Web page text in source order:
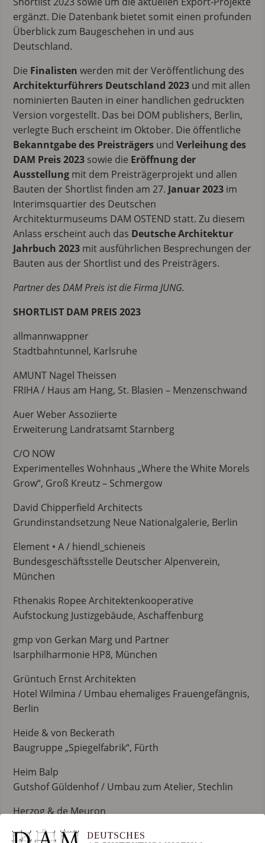
ergänzt. Die Datenbank bietet somit einen profunden
Überblick zum Baugeschehen in und aus
Deutschland.
Die Finalisten werden mit der Veröffentlichung des
Architekturführers Deutschland 2023 und mit allen
nominierten Bauten in einer handlichen gedruckten
Version vorgestellt. Das bei DOM publishers, Berlin,
verlegte Buch erscheint im Oktober. Die öffentliche
Bekanntgabe des Preisträgers undVerleihung des
DAM Preis 2023 sowie die Eröffnung der
Ausstellung mit dem Preisträgerprojekt und allen
Bauten der Shortlist finden am 27. Januar 2023 im
Interimsquartier des Deutschen
Architekturmuseums DAM OSTEND statt. Zu diesem
Anlass erscheint auch das Deutsche Architektur
Jahrbuch 2023 mit ausführlichen Besprechungen der
Bauten aus der Shortlist und des Preisträgers.
Partner des DAM Preis ist die Firma JUNG.
SHORTLIST DAM PREIS 2023
allmannwappner
Stadtbahntunnel, Karlsruhe
AMUNT Nagel Theissen
FRIHA / Haus am Hang, St. Blasien – Menzenschwand
Auer Weber Assoziierte
Erweiterung Landratsamt Starnberg
C/O NOW
Experimentelles Wohnhaus „Where the White Morels
Grow“, Groß Kreutz – Schmergow
David Chipperfield Architects
Grundinstandsetzung Neue Nationalgalerie, Berlin
Element • A / hiendl_schieneis
Bundesgeschäftsstelle Deutscher Alpenverein,
München
Fthenakis Ropee Architektenkooperative
Aufstockung Justizgebäude, Aschaffenburg
gmp von Gerkan Marg und Partner
Isarphilharmonie HP8, München
Grüntuch Ernst Architekten
Hotel Wilmina / Umbau ehemaliges Frauengefängnis,
Berlin
Heide & von Beckerath
Baugruppe „Spiegelfabrik“, Fürth
Heim Balp
Gutshof Güldenhof / Umbau zum Atelier, Stechlin
Herzog & de Meuron
MKM Museum Küppersmühle, Duisburg